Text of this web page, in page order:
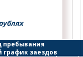
пребывания
график заездов